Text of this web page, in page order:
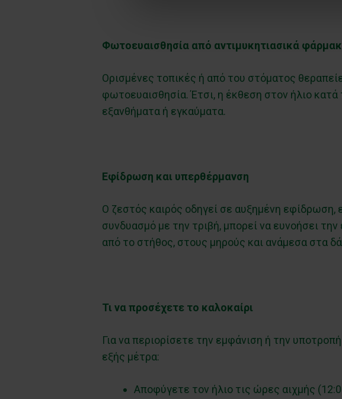
Φωτοευαισθησία από αντιμυκητιασικά
Ορισμένες τοπικές ή από του στόματος
φωτοευαισθησία. Έτσι, η έκθεση στον ήλιο κατά
εξανθήματα ή εγκαύματα.
Εφίδρωση και υπερθέρμανση
Ο ζεστός καιρός οδηγεί σε αυξημένη εφίδρωση,
συνδυασμό με την τριβή, μπορεί να ευνοήσει
από το στήθος, στους μηρούς και ανάμεσα στα
Τι να προσέχετε το καλοκαίρι
Για να περιορίσετε την εμφάνιση ή την
εξής μέτρα:
Αποφύγετε τον ήλιο τις ώρες αιχμής